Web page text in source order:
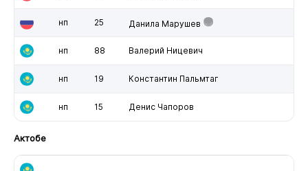
нп 25 Данила Марушев
нп 88 Валерий Ницевич
нп 19 Константин Пальмтаг
нп 15 Денис Чапоров
Актобе